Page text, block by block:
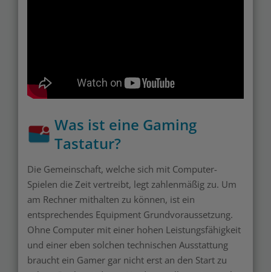
Was ist eine Gaming
Tastatur?
Die Gemeinschaft, welche sich mit Computer-
Spielen die Zeit vertreibt, legt zahlenmäßig zu. Um
am Rechner mithalten zu können, ist ein
entsprechendes Equipment Grundvoraussetzung.
Ohne Computer mit einer hohen Leistungsfähigkeit
und einer eben solchen technischen Ausstattung
braucht ein Gamer gar nicht erst an den Start zu